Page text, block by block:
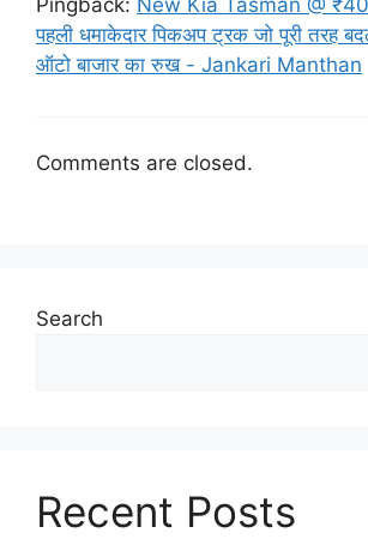
Pingback: New Kia Tasman @
पहली धमाकेदार पिकअप ट्रक जो पूरी तरह
ऑटो बाजार का रुख - Jankari Manthan
Comments are closed.
Search
Recent Posts